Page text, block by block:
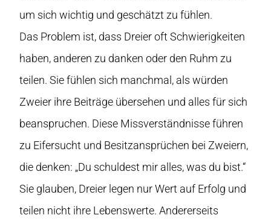
um sich wichtig und geschätzt zu fühlen.
Das Problem ist, dass Dreier oft Schwierigkeiten
haben, anderen zu danken oder den Ruhm zu
teilen. Sie fühlen sich manchmal, als würden
Zweier ihre Beiträge übersehen und alles für sich
beanspruchen. Diese Missverständnisse führen
zu Eifersucht und Besitzansprüchen bei Zweiern,
die denken: „Du schuldest mir alles, was du bist.“
Sie glauben, Dreier legen nur Wert auf Erfolg und
teilen nicht ihre Lebenswerte. Andererseits